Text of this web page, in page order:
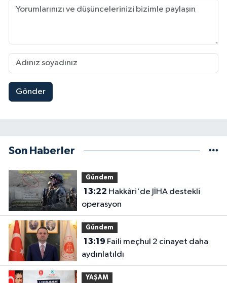
Gönder
Son Haberler
Gündem
13:22
operasyon
Gündem
13:19
aydınlatıldı
YAŞAM